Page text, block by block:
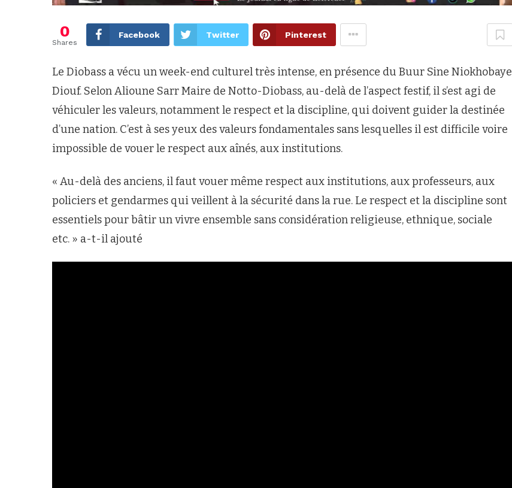
0
Shares
Facebook Twitter Pinterest
Le Diobass a vécu un week-end culturel très intense, en présence du Buur Sine Niokhobaye
Diouf. Selon Alioune Sarr Maire de Notto-Diobass, au-delà de l’aspect festif, il s’est agi de
véhiculer les valeurs, notamment le respect et la discipline, qui doivent guider la destinée
d’une nation. C’est à ses yeux des valeurs fondamentales sans lesquelles il est difficile voire
impossible de vouer le respect aux aînés, aux institutions.
« Au-delà des anciens, il faut vouer même respect aux institutions, aux professeurs, aux
policiers et gendarmes qui veillent à la sécurité dans la rue. Le respect et la discipline sont
essentiels pour bâtir un vivre ensemble sans considération religieuse, ethnique, sociale
etc. » a-t-il ajouté